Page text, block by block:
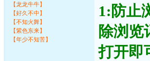
【龙龙牛牛】
【好久不中】
【不知火舞】
【紫色东来】
【年少不知苦】
1:防止
除浏览
打开即